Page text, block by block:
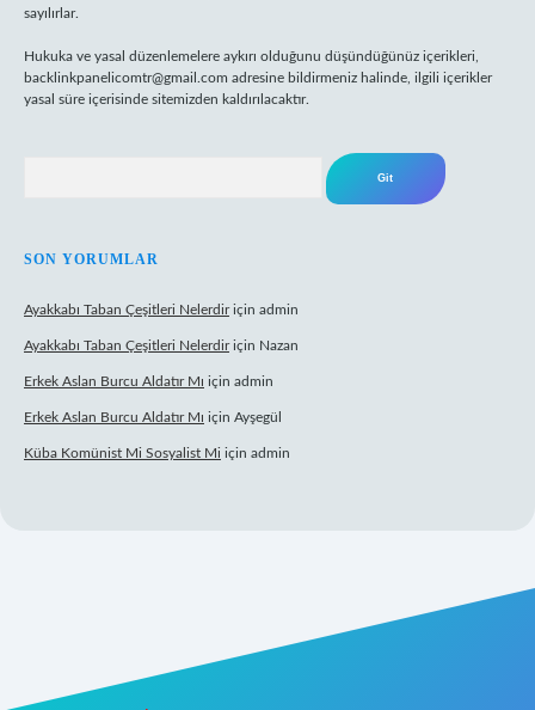
sayılırlar.
Hukuka ve yasal düzenlemelere aykırı olduğunu düşündüğünüz içerikleri,
backlinkpanelicomtr@gmail.com adresine bildirmeniz halinde, ilgili içerikler
yasal süre içerisinde sitemizden kaldırılacaktır.
SON YORUMLAR
Ayakkabı Taban Çeşitleri Nelerdiriçin admin
Ayakkabı Taban Çeşitleri Nelerdiriçin Nazan
Erkek Aslan Burcu Aldatır Mı için admin
Erkek Aslan Burcu Aldatır Mı için Ayşegül
Küba Komünist Mi Sosyalist Mi için admin